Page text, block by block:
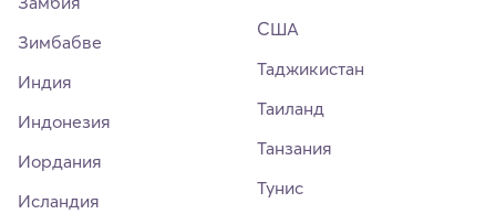
Зимбабве
Индия
Индонезия
Иордания
Исландия
США
Таджикистан
Таиланд
Танзания
Тунис